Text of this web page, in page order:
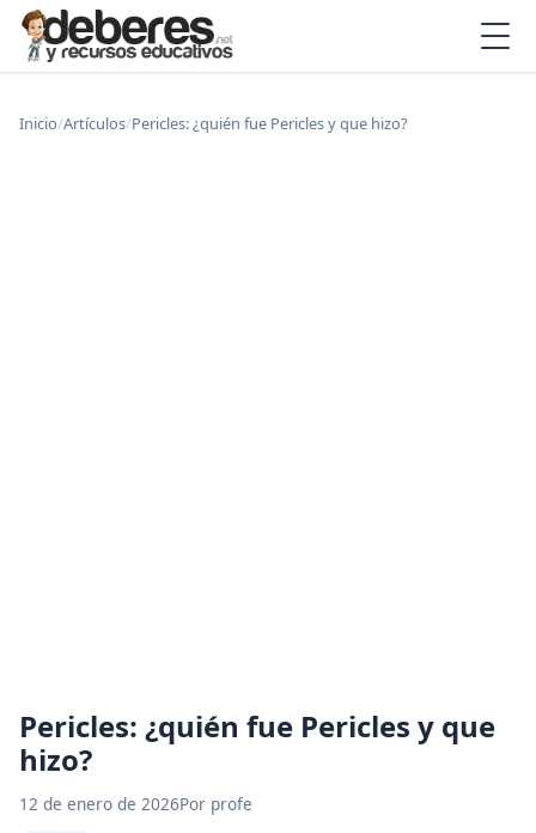
Inicio/Artículos/Pericles: ¿quién fue Pericles y que hizo?
Pericles: ¿quién fue Pericles y que
hizo?
12 de enero de 2026Por profe